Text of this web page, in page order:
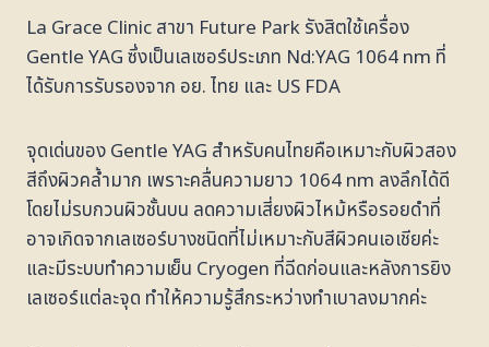
La Grace Clinic สาขา Future Park รังสิตใช้เครื่อง
Gentle YAG ซึ่งเป็นเลเซอร์ประเภท Nd:YAG 1064 nm ที่
ได้รับการรับรองจาก อย. ไทย และ US FDA
จุดเด่นของ Gentle YAG สำหรับคนไทยคือเหมาะกับผิวสอง
สีถึงผิวคล้ำมาก เพราะคลื่นความยาว 1064 nm ลงลึกได้ดี
โดยไม่รบกวนผิวชั้นบน ลดความเสี่ยงผิวไหม้หรือรอยดำที่
อาจเกิดจากเลเซอร์บางชนิดที่ไม่เหมาะกับสีผิวคนเอเชียค่ะ
และมีระบบทำความเย็น Cryogen ที่ฉีดก่อนและหลังการยิง
เลเซอร์แต่ละจุด ทำให้ความรู้สึกระหว่างทำเบาลงมากค่ะ